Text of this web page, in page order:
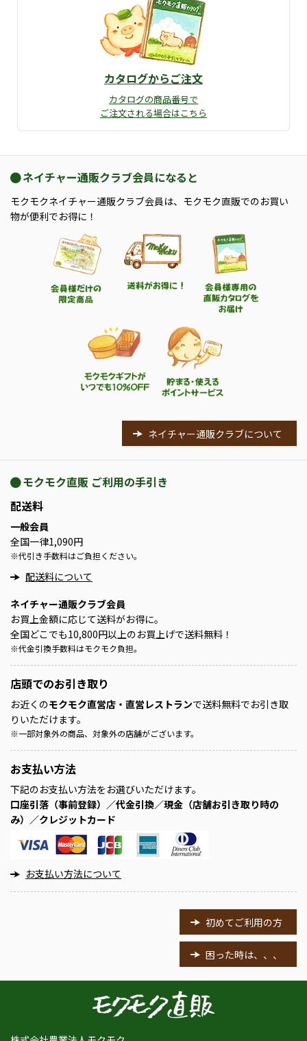
カタログからご注文
カタログの商品番号で
ご注文される場合はこちら
ネイチャー通販クラブ会員になると
モクモクネイチャー通販クラブ会員は、モクモク直販でのお買い
物が便利でお得に！
ネイチャー通販クラブについて
モクモク直販 ご利用の手引き
配送料
一般会員
全国一律1,090円
※代引き手数料はご負担ください。
配送料について
ネイチャー通販クラブ会員
お買上金額に応じて送料がお得に。
全国どこでも10,800円以上のお買上げで送料無料！
※代金引換手数料はモクモク負担。
店頭でのお引き取り
お近くのモクモク直営店・直営レストランで送料無料でお引き取
りいただけます。
※一部対象外の商品、対象外の店舗がございます。
お支払い方法
下記のお支払い方法をお選びいただけます。
口座引落（事前登録）／代金引換／現金（店舗お引き取り時の
み）／クレジットカード
お支払い方法について
初めてご利用の方
困った時は、、、